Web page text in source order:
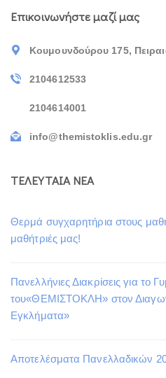
Επικοινωνήστε μαζί μας
Κουμουνδούρου 175,
2104612533
2104614001
info@themistoklis.edu.gr
ΤΕΛΕΥΤΑΙΑ ΝΕΑ
Θερμά συγχαρητήρια στους
μαθήτριές μας!
Πανελλήνιες Διακρίσεις για το
του«ΘΕΜΙΣΤΟΚΛΗ» στον
Εγκλήματα»
Αποτελέσματα Πανελλαδικών